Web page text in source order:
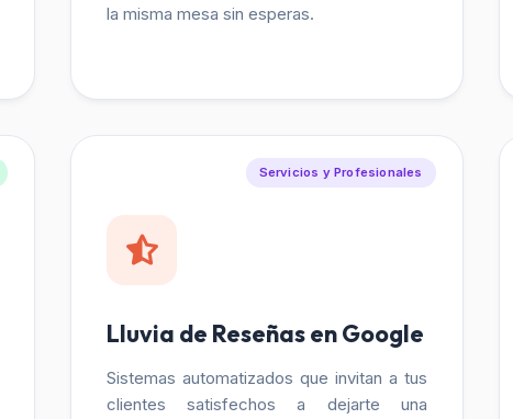
la misma mesa sin esperas.
Servicios y Profesionales
Lluvia de Reseñas en Google
Sistemas automatizados que invitan a tus
clientes satisfechos a dejarte una